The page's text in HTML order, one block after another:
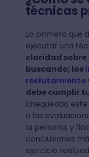
técnicas
Lo primero que
ejecutar una
claridad sobre
buscando; los
reclutamiento
debe cumplir
chequeado
o las
la persona, y
conclusiones
ejercicio